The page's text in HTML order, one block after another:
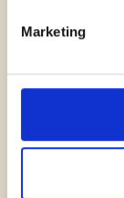
Marketing
Mehr zur